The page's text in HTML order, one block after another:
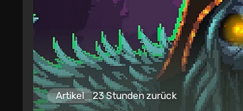
Artikel 23 Stunden zurück